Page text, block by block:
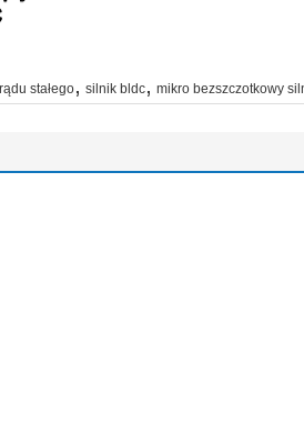
stałego, silnik bldc, mikro bezszczotkowy